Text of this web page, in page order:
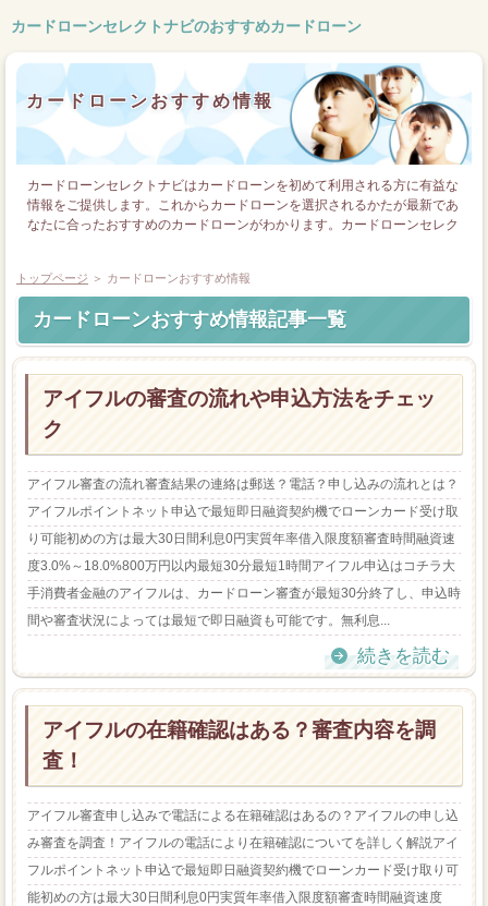
カードローンセレクトナビのおすすめカードローン
カードローンおすすめ情報
カードローンセレクトナビはカードローンを初めて利用される方に有益な
情報をご提供します。これからカードローンを選択されるかたが最新であ
なたに合ったおすすめのカードローンがわかります。カードローンセレク
ぜひカードローンセレクトナビを活用してください。
トップページ ＞ カードローンおすすめ情報
カードローンおすすめ情報記事一覧
アイフルの審査の流れや申込方法をチェッ
ク
アイフル審査の流れ審査結果の連絡は郵送？電話？申し込みの流れとは？
アイフルポイントネット申込で最短即日融資契約機でローンカード受け取
り可能初めの方は最大30日間利息0円実質年率借入限度額審査時間融資速
度3.0%～18.0%800万円以内最短30分最短1時間アイフル申込はコチラ大
手消費者金融のアイフルは、カードローン審査が最短30分終了し、申込時
間や審査状況によっては最短で即日融資も可能です。無利息...
続きを読む
アイフルの在籍確認はある？審査内容を調
査！
アイフル審査申し込みで電話による在籍確認はあるの？アイフルの申し込
み審査を調査！アイフルの電話により在籍確認についてを詳しく解説アイ
フルポイントネット申込で最短即日融資契約機でローンカード受け取り可
能初めの方は最大30日間利息0円実質年率借入限度額審査時間融資速度